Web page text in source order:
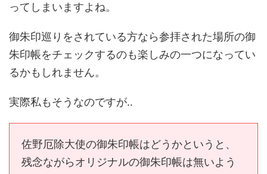
ってしまいますよね。
御朱印巡りをされている方なら参拝された場所の御
朱印帳をチェックするのも楽しみの一つになってい
るかもしれません。
実際私もそうなのですが‥
佐野厄除大使の御朱印帳はどうかというと、
残念ながらオリジナルの御朱印帳は無いよう